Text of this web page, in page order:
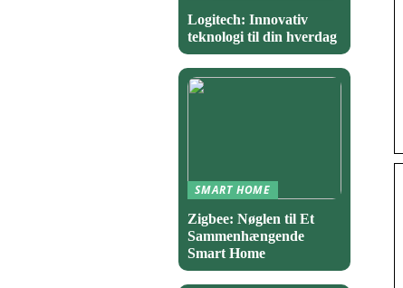
Logitech: Innovativ
teknologi til din hverdag
SMART HOME
Zigbee: Nøglen til Et
Sammenhængende
Smart Home